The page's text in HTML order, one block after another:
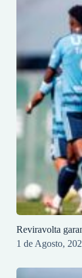
Reviravolta
1 de Agosto,